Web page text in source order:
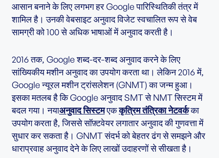
आसान बनाने के लिए लगभग हर Google पारिस्थितिकी तंत्र में
शामिल है। उनकी वेबसाइट अनुवाद विजेट स्वचालित रूप से वेब
सामग्री को 100 से अधिक भाषाओं में अनुवाद करती है।
2016 तक, Google शब्द-दर-शब्द अनुवाद करने के लिए
सांख्यिकीय मशीन अनुवाद का उपयोग करता था। लेकिन 2016 में,
Google न्यूरल मशीन ट्रांसलेशन (GNMT) का जन्म हुआ।
इसका मतलब है कि Google अनुवाद SMT से NMT सिस्टम में
बदल गया। नयाअनुवाद सिस्टमएककृत्रिम तंत्रिका नेटवर्कका
उपयोग करता है, जिससे सॉफ़्टवेयर लगातार अनुवाद की गुणवत्ता में
सुधार कर सकता है। GNMT संदर्भ को बेहतर ढंग से समझने और
धाराप्रवाह अनुवाद देने के लिए लाखों उदाहरणों से सीखता है।